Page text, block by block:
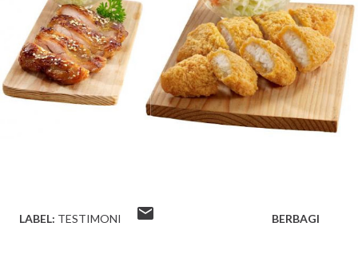
LABEL: TESTIMONI BERBAGI